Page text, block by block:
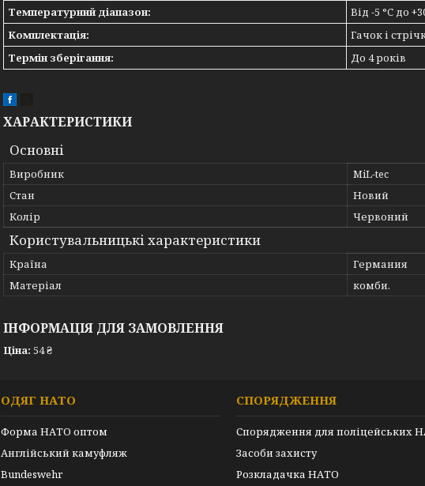
Температурний діапазон:
Від -5 °C до
Комплектація:
Гачок і
Термін зберігання:
До 4 років
ХАРАКТЕРИСТИКИ
Основні
Виробник
MiL-tec
Стан
Новий
Колір
Червоний
Користувальницькі характеристики
Країна
Германия
Матеріал
комби.
ІНФОРМАЦІЯ ДЛЯ ЗАМОВЛЕННЯ
Ціна: 54 ₴
ОДЯГ НАТО
Форма НАТО оптом
Англійський камуфляж
Bundeswehr
СПОРЯДЖЕННЯ
Спорядження для поліцейських
Засоби захисту
Розкладачка НАТО